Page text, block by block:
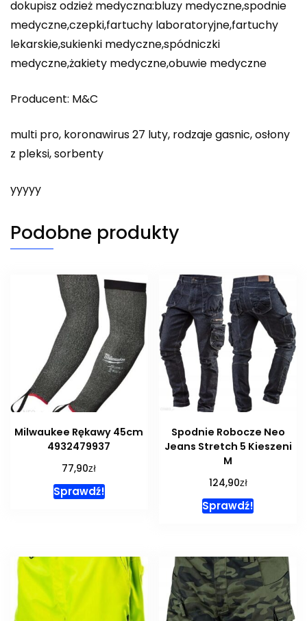
dokupisz odzież medyczna:bluzy medyczne,spodnie
medyczne,czepki,fartuchy laboratoryjne,fartuchy
lekarskie,sukienki medyczne,spódniczki
medyczne,żakiety medyczne,obuwie medyczne
Producent: M&C
multi pro, koronawirus 27 luty, rodzaje gasnic, osłony
z pleksi, sorbenty
yyyyy
Podobne produkty
Milwaukee Rękawy 45cm
4932479937
77,90zł
Sprawdź!
Spodnie Robocze Neo
Jeans Stretch 5 Kieszeni
M
124,90zł
Sprawdź!